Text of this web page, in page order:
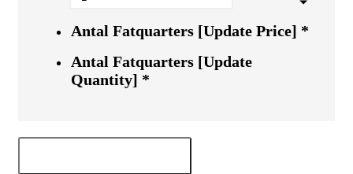
Antal Fatquarters [Update Price] *
Antal Fatquarters [Update
Quantity] *